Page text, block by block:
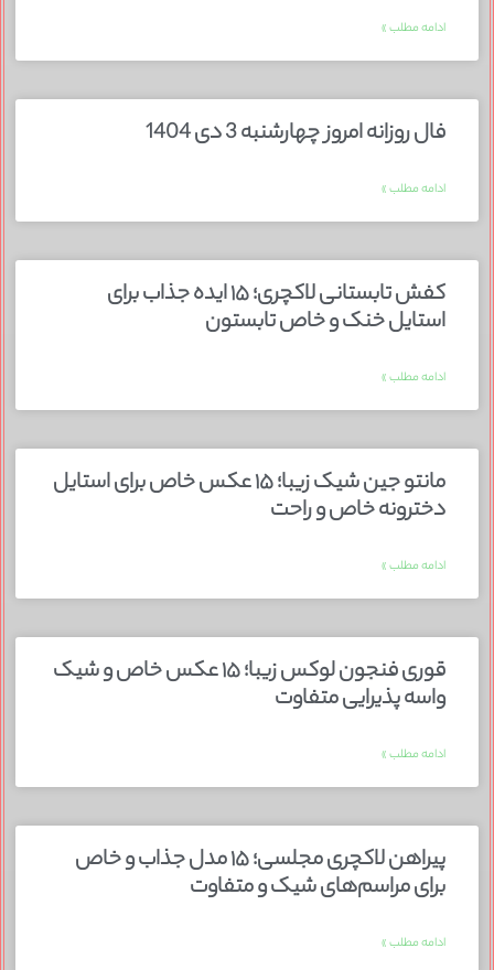
ادامه مطلب »
فال روزانه امروز چهارشنبه 3 دی 1404
ادامه مطلب »
کفش تابستانی لاکچری؛ ۱۵ ایده‌ جذاب برای
استایل خنک و خاص تابستون
ادامه مطلب »
مانتو جین شیک زیبا؛ ۱۵ عکس خاص برای استایل
دخترونه خاص و راحت
ادامه مطلب »
قوری فنجون لوکس زیبا؛ ۱۵ عکس خاص و شیک
واسه پذیرایی متفاوت
ادامه مطلب »
پیراهن لاکچری مجلسی؛ ۱۵ مدل جذاب و خاص
برای مراسم‌های شیک و متفاوت
ادامه مطلب »